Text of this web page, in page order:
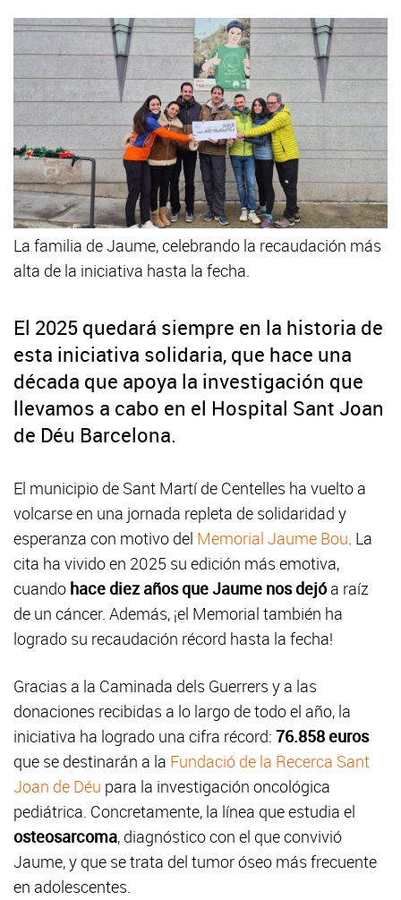
La familia de Jaume, celebrando la recaudación más
alta de la iniciativa hasta la fecha.
El 2025 quedará siempre en la historia de
esta iniciativa solidaria, que hace una
década que apoya la investigación que
llevamos a cabo en el Hospital Sant Joan
de Déu Barcelona.
El municipio de Sant Martí de Centelles ha vuelto a
volcarse en una jornada repleta de solidaridad y
esperanza con motivo del Memorial Jaume Bou. La
cita ha vivido en 2025 su edición más emotiva,
cuando hace diez años que Jaume nos dejóa raíz
de un cáncer. Además, ¡el Memorial también ha
logrado su recaudación récord hasta la fecha!
Gracias a la Caminada dels Guerrers y a las
donaciones recibidas a lo largo de todo el año, la
iniciativa ha logrado una cifra récord: 76.858 euros
que se destinarán a la Fundació de la Recerca Sant
Joan de Déu para la investigación oncológica
pediátrica. Concretamente, la línea que estudia el
osteosarcoma, diagnóstico con el que convivió
Jaume, y que se trata del tumor óseo más frecuente
en adolescentes.